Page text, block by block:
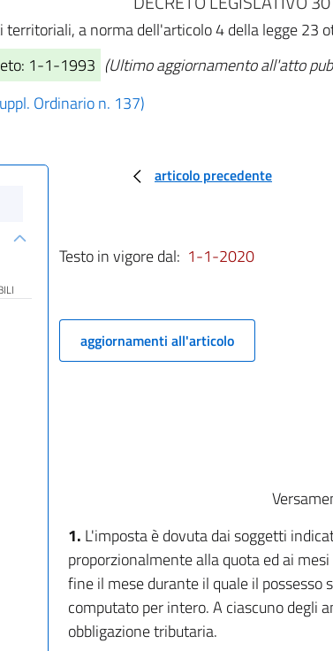
a norma dell'articolo 4 della legge 23
1-1-1993 (Ultimo aggiornamento all'atto
Ordinario n. 137)
articolo precedente
Testo in vigore dal: 1-1-2020
aggiornamenti all'articolo
1. L'imposta è dovuta dai soggetti
proporzionalmente alla quota ed ai
fine il mese durante il quale il
computato per intero. A ciascuno degli
obbligazione tributaria.